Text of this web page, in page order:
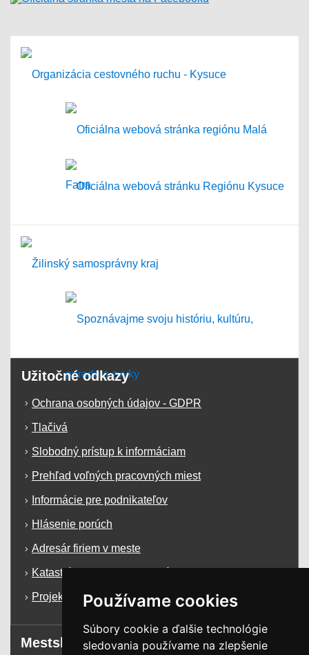
Používame cookies
Súbory cookie a ďalšie technológie
sledovania používame na zlepšenie
Užitočné odkazy
Ochrana osobných údajov - GDPR
Tlačivá
Slobodný prístup k informáciam
Prehľad voľných pracovných miest
Informácie pre podnikateľov
Hlásenie porúch
Adresár firiem v meste
Katastrálna mapa mesta Krásno n/K
Projekty a dotácie
Mestský úrad